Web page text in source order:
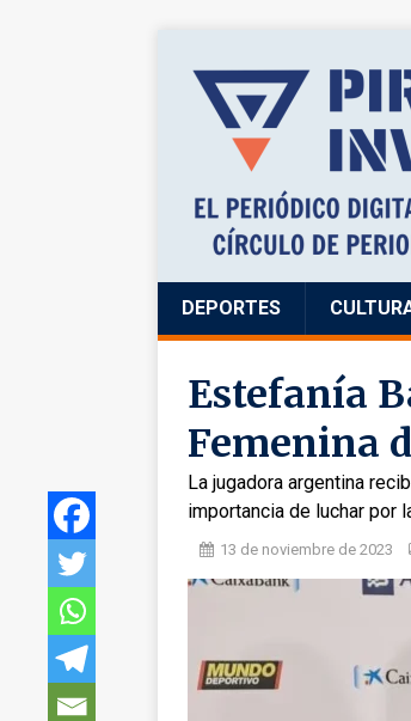
DEPORTES
Estefanía
Femenina
La jugadora argentina
importancia de luchar por
13 de noviembre de 2023